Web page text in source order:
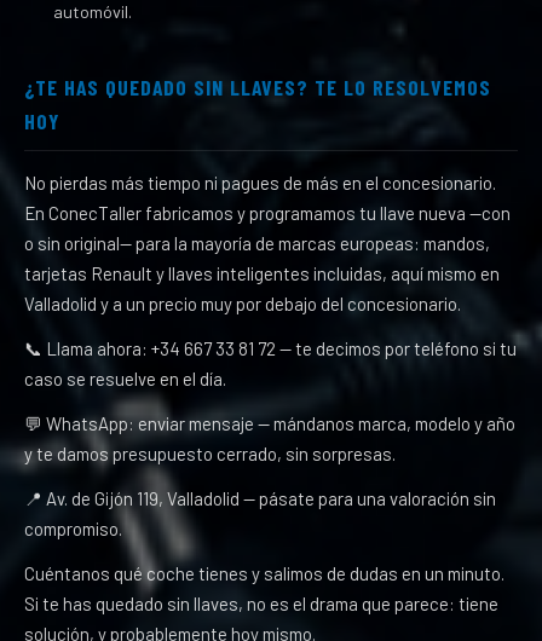
automóvil.
¿TE HAS QUEDADO SIN LLAVES? TE LO RESOLVEMOS
HOY
No pierdas más tiempo ni pagues de más en el concesionario.
En ConecTaller fabricamos y programamos tu llave nueva —con
o sin original— para la mayoría de marcas europeas: mandos,
tarjetas Renault y llaves inteligentes incluidas, aquí mismo en
Valladolid y a un precio muy por debajo del concesionario.
📞 Llama ahora: +34 667 33 81 72 — te decimos por teléfono si tu
caso se resuelve en el día.
💬 WhatsApp: enviar mensaje — mándanos marca, modelo y año
y te damos presupuesto cerrado, sin sorpresas.
📍 Av. de Gijón 119, Valladolid — pásate para una valoración sin
compromiso.
Cuéntanos qué coche tienes y salimos de dudas en un minuto.
Si te has quedado sin llaves, no es el drama que parece: tiene
solución, y probablemente hoy mismo.